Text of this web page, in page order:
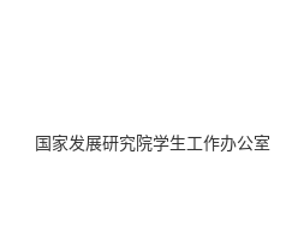
国家发展研究院学生工作办公室